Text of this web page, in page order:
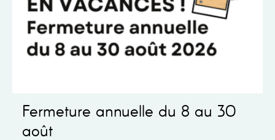
annuelle du 8 au 30